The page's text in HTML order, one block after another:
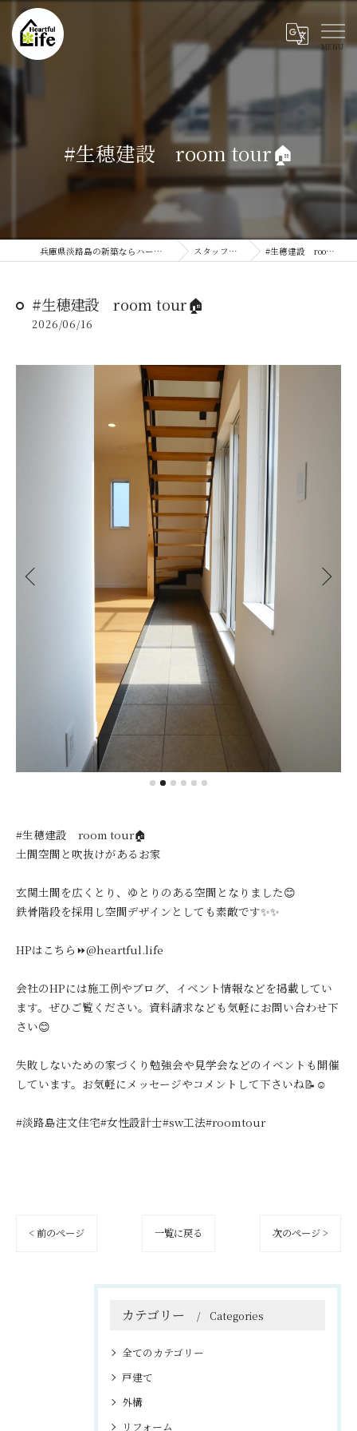
#生穂建設 room tour🏠
兵庫県淡路島の新築ならハートフルライフ スタッフブログ #生穂建設 room tour🏠
#生穂建設 room tour🏠
2026/06/16
#生穂建設 room tour🏠
土間空間と吹抜けがあるお家
玄関土間を広くとり、ゆとりのある空間となりました😊
鉄骨階段を採用し空間デザインとしても素敵です✨✨
HPはこちら⏩@heartful.life
会社のHPには施工例やブログ、イベント情報などを掲載してい
ます。ぜひご覧ください。資料請求なども気軽にお問い合わせ下
さい😊
失敗しないための家づくり勉強会や見学会などのイベントも開催
しています。お気軽にメッセージやコメントして下さいね📝☺️
#淡路島注文住宅#女性設計士#sw工法#roomtour
< 前のページ 一覧に戻る 次のページ >
カテゴリー Categories
全てのカテゴリー
戸建て
外構
リフォーム